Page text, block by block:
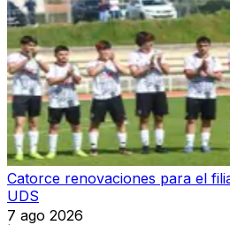
Catorce renovaciones para el
UDS
7 ago 2026